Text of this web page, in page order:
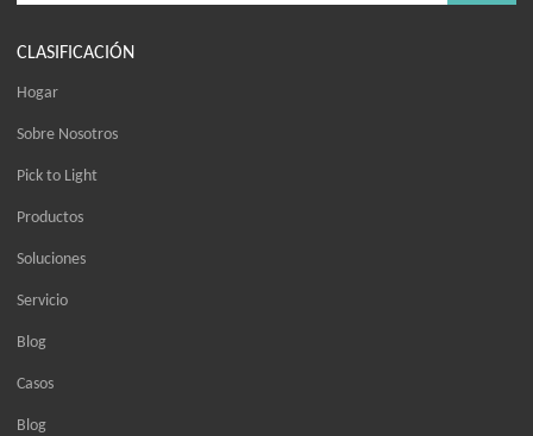
CLASIFICACIÓN
Hogar
Sobre Nosotros
Pick to Light
Productos
Soluciones
Servicio
Blog
Casos
Blog